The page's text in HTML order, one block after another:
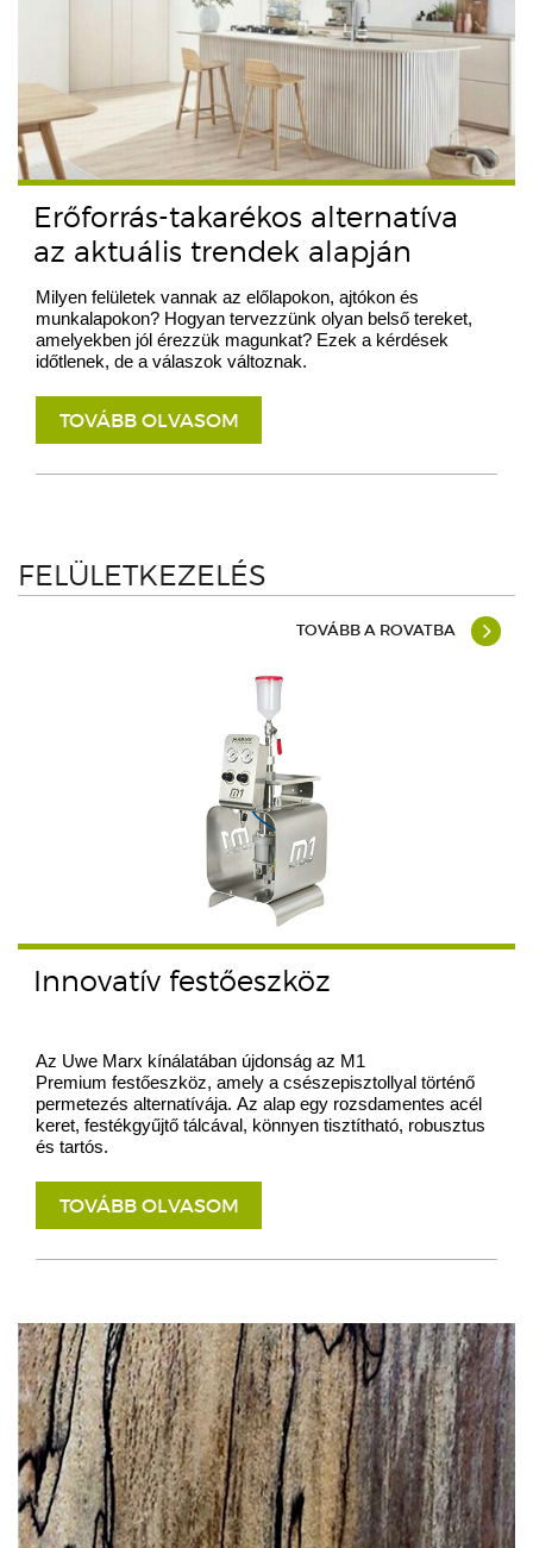
Erőforrás-takarékos alternatíva
az aktuális trendek alapján
Milyen felületek vannak az előlapokon, ajtókon és
munkalapokon? Hogyan tervezzünk olyan belső tereket,
amelyekben jól érezzük magunkat? Ezek a kérdések
időtlenek, de a válaszok változnak.
TOVÁBB OLVASOM
FELÜLETKEZELÉS
TOVÁBB A ROVATBA
Innovatív festőeszköz
Az Uwe Marx kínálatában újdonság az M1
Premium festőeszköz, amely a csészepisztollyal történő
permetezés alternatívája. Az alap egy rozsdamentes acél
keret, festékgyűjtő tálcával, könnyen tisztítható, robusztus
és tartós.
TOVÁBB OLVASOM